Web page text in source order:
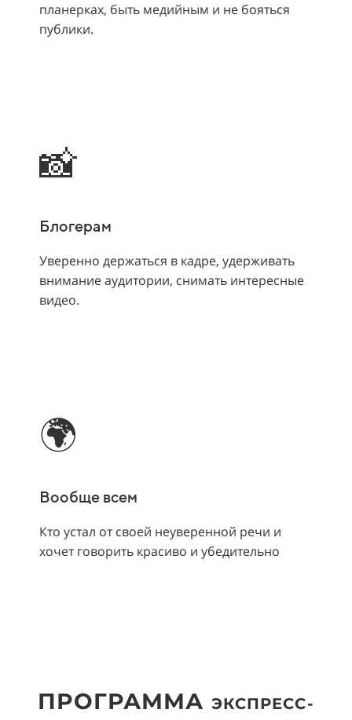
планерках, быть медийным и не бояться
публики.
📸
Блогерам
Уверенно держаться в кадре, удерживать
внимание аудитории, снимать интересные
видео.
🌍
Вообще всем
Кто устал от своей неуверенной речи и
хочет говорить красиво и убедительно
ПРОГРАММА ЭКСПРЕСС-